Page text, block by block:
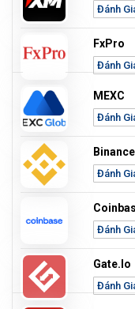
Đánh
FxPro
Đánh
MEXC
Đánh
Binance
Đánh
Đánh
Gate.io
Đánh